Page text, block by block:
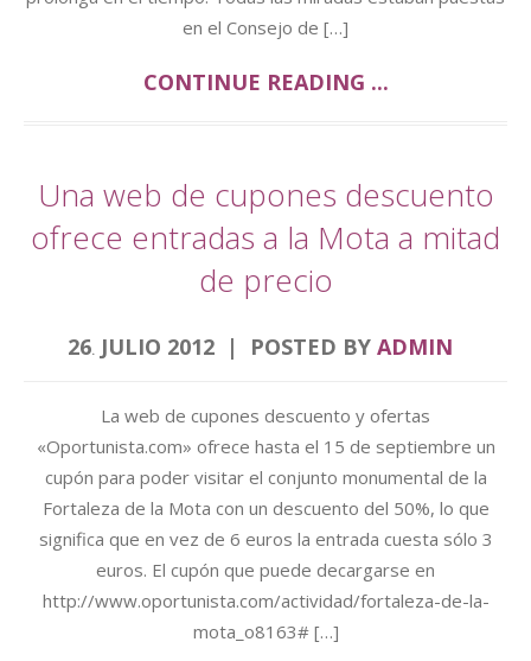
en el Consejo de […]
CONTINUE READING ...
Una web de cupones descuento
ofrece entradas a la Mota a mitad
de precio
26. JULIO 2012 POSTED BY ADMIN
La web de cupones descuento y ofertas
«Oportunista.com» ofrece hasta el 15 de septiembre un
cupón para poder visitar el conjunto monumental de la
Fortaleza de la Mota con un descuento del 50%, lo que
significa que en vez de 6 euros la entrada cuesta sólo 3
euros. El cupón que puede decargarse en
http://www.oportunista.com/actividad/fortaleza-de-la-
mota_o8163# […]